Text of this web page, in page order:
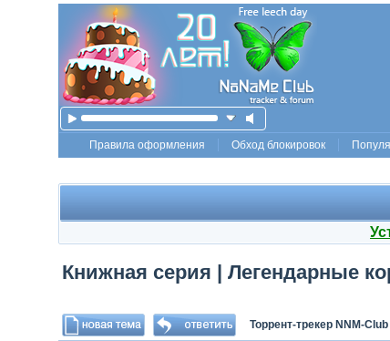
Правила оформления Обход блокировок
Книжная серия | Легендарные
Торрент-трекер NNM-Club